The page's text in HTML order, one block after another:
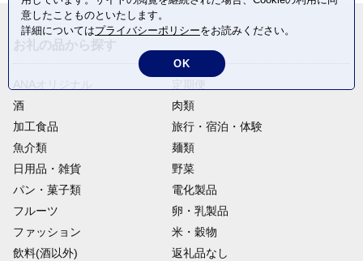
酒
肉類
加工食品
旅行・宿泊・体験
魚介類
麺類
日用品・雑貨
野菜
パン・菓子類
電化製品
フルーツ
卵・乳製品
ファッション
米・穀物
飲料(酒以外)
返礼品なし
意したことものといたします。
詳細についてはプライバシーポリシーをお読みください。
OK